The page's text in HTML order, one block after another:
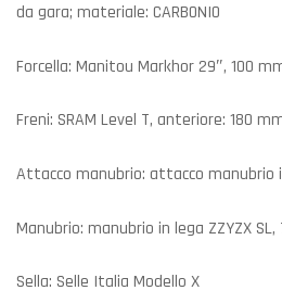
da gara; materiale: CARBONIO
Forcella: Manitou Markhor 29″, 100
Freni: SRAM Level T, anteriore: 180
Attacco manubrio: attacco manubrio
Manubrio: manubrio in lega ZZYZX
Sella: Selle Italia Modello X